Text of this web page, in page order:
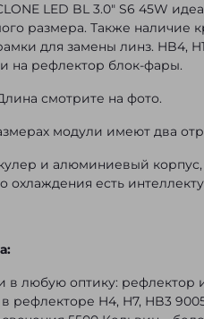
LED BL 3.0" S6 45W
размера. Также наличие
для замены линз. HB4,
на рефлектор блок-фары.
смотрите на фото.
модули имеют два
и алюминиевый
охлаждения есть
в любую оптику: рефлектор
рефлекторе H4, H7, HB3